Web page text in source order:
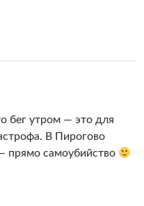
бег утром — это для
В Пирогово
прямо самоубийство